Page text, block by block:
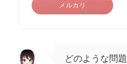
メルカリ
どのような問